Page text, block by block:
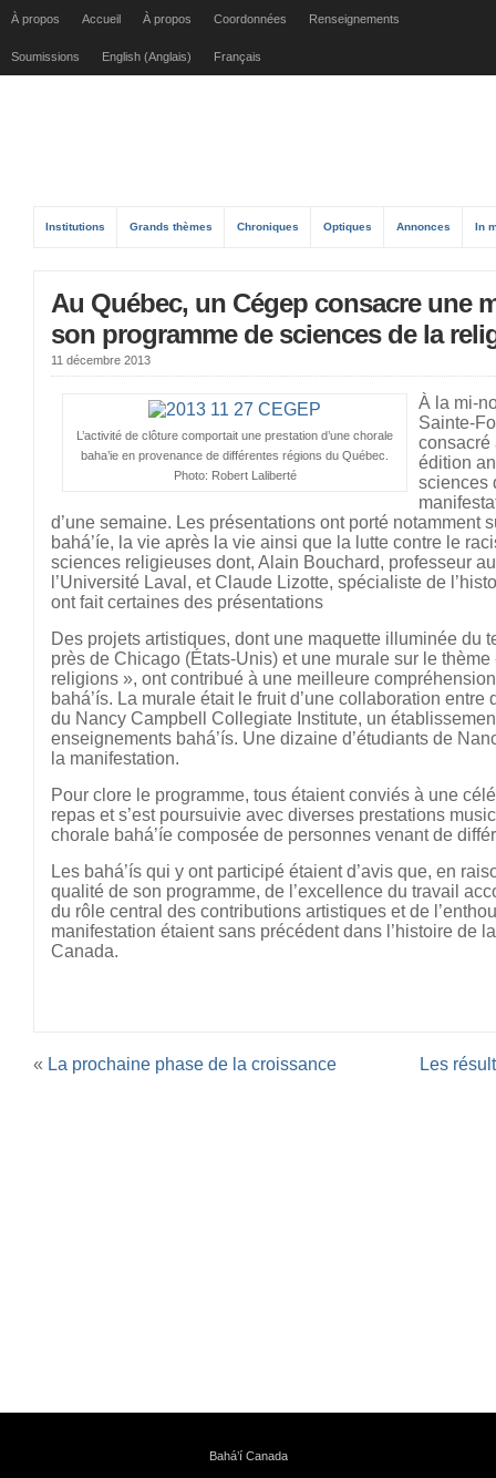
À propos Accueil À propos Coordonnées Renseignements
Soumissions English (Anglais) Français
Institutions Grands thèmes Chroniques Optiques Annonces In
Au Québec, un Cégep consacre une
son programme de sciences de la
11 décembre 2013
L’activité de clôture comportait une prestation d’une chorale
baha’ie en provenance de différentes régions du Québec.
Photo: Robert Laliberté
À la mi-
Sainte-
consacré
édition
sciences
d’une semaine. Les présentations ont porté notamment
bahá’íe, la vie après la vie ainsi que la lutte contre le
sciences religieuses dont, Alain Bouchard, professeur
l’Université Laval, et Claude Lizotte, spécialiste de
ont fait certaines des présentations
Des projets artistiques, dont une maquette illuminée du
près de Chicago (États-Unis) et une murale sur le
religions », ont contribué à une meilleure
bahá’ís. La murale était le fruit d’une collaboration
du Nancy Campbell Collegiate Institute, un
enseignements bahá’ís. Une dizaine d’étudiants de
la manifestation.
Pour clore le programme, tous étaient conviés à une
repas et s’est poursuivie avec diverses prestations
chorale bahá’íe composée de personnes venant de
Les bahá’ís qui y ont participé étaient d’avis que, en
qualité de son programme, de l’excellence du travail
du rôle central des contributions artistiques et de
manifestation étaient sans précédent dans l’histoire de
Canada.
« La prochaine phase de la croissance Les
Bahá’í Canada